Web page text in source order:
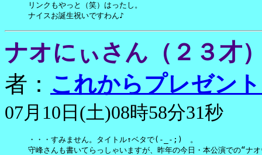
リンクもやっと（笑）はったし。
ナイスお誕生祝いですわん♪
ナオにぃさん（２３
者： これからプレゼン
07月10日(土)08時58分31秒
・・・すみません。タイトル↑ベタで(-_-;)ゞ。
守峰さんも書いてらっしゃいますが、昨年の今日・本公演での“ナ